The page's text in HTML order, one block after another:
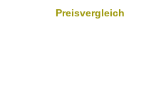
Preisvergleich